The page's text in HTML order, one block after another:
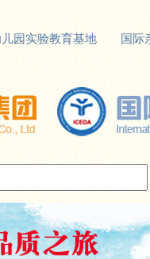
儿园实验教育基地 国际